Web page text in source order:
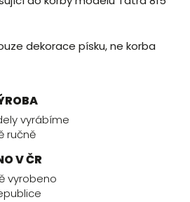
dekorace písku, ne korba
vyrábíme
ručně
V ČR
vyrobeno